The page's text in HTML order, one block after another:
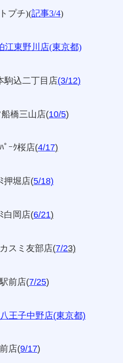
プチ)(記事3/4)
江東野川店(東京都)
駒込二丁目店(3/12)
橋三山店(10/5)
ﾟｰｸ桜店(4/17)
押堀店(5/18)
白岡店(6/21)
スミ友部店(7/23)
前店(7/25)
王子中野店(東京都)
店(9/17)